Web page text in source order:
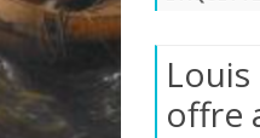
offre